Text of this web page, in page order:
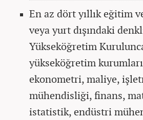
En az dört yıllık eğitim
veya yurt dışındaki
Yükseköğretim
yükseköğretim
ekonometri, maliye,
mühendisliği, finans,
istatistik, endüstri